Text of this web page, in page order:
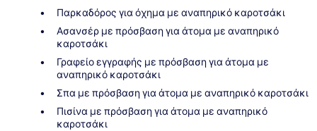
Παρκαδόρος για όχημα με αναπηρικό καροτσάκι
Ασανσέρ με πρόσβαση για άτομα με αναπηρικό
καροτσάκι
Γραφείο εγγραφής με πρόσβαση για άτομα με
αναπηρικό καροτσάκι
Σπα με πρόσβαση για άτομα με αναπηρικό καροτσάκι
Πισίνα με πρόσβαση για άτομα με αναπηρικό
καροτσάκι